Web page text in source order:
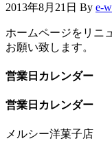
2013年8月21日 By e-
ホームページをリニ
お願い致します。
営業日カレンダー
営業日カレンダー
メルシー洋菓子店